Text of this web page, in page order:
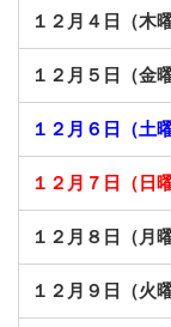
１２月４日（木
１２月５日（金
１２月６日（土曜
１２月７日（日曜
１２月８日（月
１２月９日（火